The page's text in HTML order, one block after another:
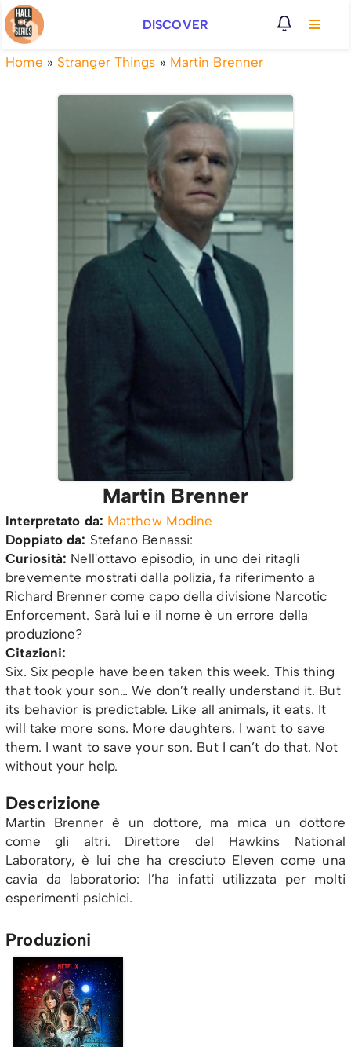
Vai
al
DISCOVER
Home » Stranger Things » Martin Brenner
Martin Brenner
Interpretato da: Matthew Modine
Doppiato da: Stefano Benassi:
Curiosità: Nell'ottavo episodio, in uno dei ritagli
brevemente mostrati dalla polizia, fa riferimento a
Richard Brenner come capo della divisione Narcotic
Enforcement. Sarà lui e il nome è un errore della
produzione?
Citazioni:
Six. Six people have been taken this week. This thing
that took your son… We don’t really understand it. But
its behavior is predictable. Like all animals, it eats. It
will take more sons. More daughters. I want to save
them. I want to save your son. But I can’t do that. Not
without your help.
Descrizione
Martin Brenner è un dottore, ma mica un dottore
come gli altri. Direttore del Hawkins National
Laboratory, è lui che ha cresciuto Eleven come una
cavia da laboratorio: l’ha infatti utilizzata per molti
esperimenti psichici.
Produzioni